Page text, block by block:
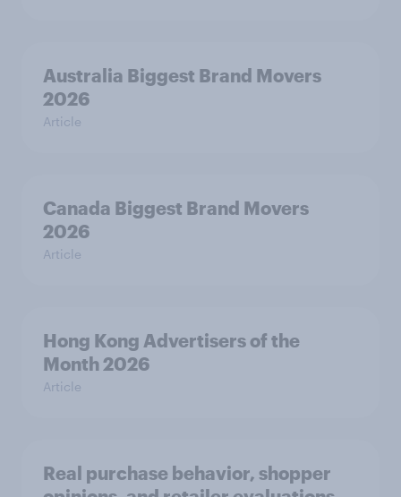
Australia Biggest Brand Movers
2026
Article
Canada Biggest Brand Movers
2026
Article
Hong Kong Advertisers of the
Month 2026
Article
Real purchase behavior, shopper